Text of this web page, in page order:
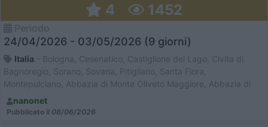
4 1452
24/04/2026 - 03/05/2026 (9 giorni)
Italia - Bologna, Cesenatico, Castiglione del Lago, Civita di
Bagnoregio, Sorano, Sovana, Pitigliano, Santa Fiora,
Montepulciano, Abbazia di Monte Oliveto Maggiore, Abbazia di
San Galgano, San Gimignano, Certaldo, Bologna
nanonet
Pubblicato il 08/06/2026